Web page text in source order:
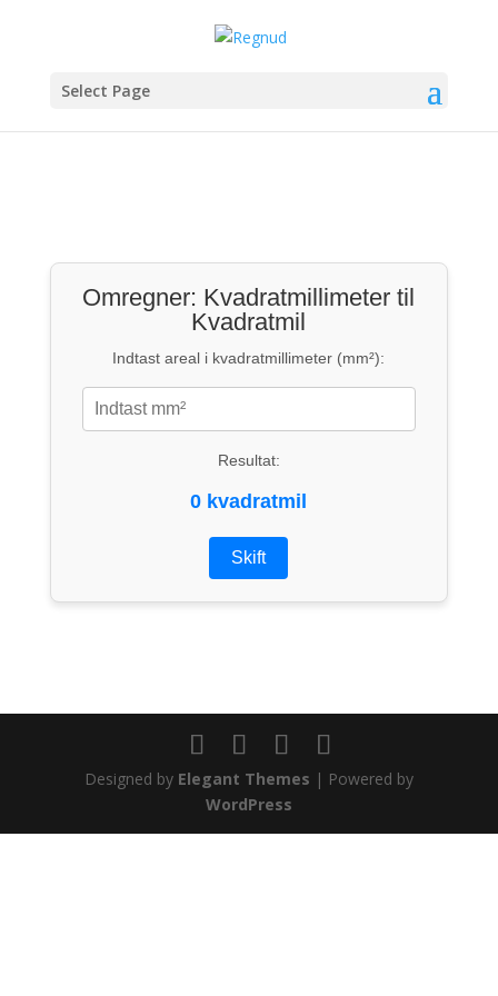
Select Page
Omregner: Kvadratmillimeter til
Kvadratmil
Indtast areal i kvadratmillimeter (mm²):
Resultat:
0 kvadratmil
Skift
Designed by Elegant Themes | Powered by
WordPress